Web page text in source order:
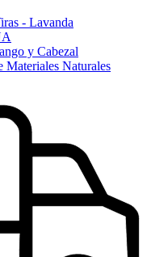
- Lavanda
y Cabezal
Naturales